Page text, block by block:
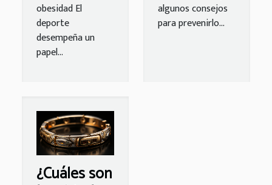
obesidad El
deporte
desempeña un
papel...
algunos consejos
para prevenirlo...
¿Cuáles son